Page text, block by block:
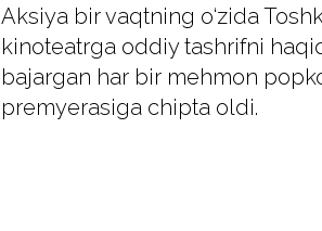
Aksiya bir vaqtning o‘zida
kinoteatrga oddiy tashrifni
bajargan har bir mehmon
premyerasiga chipta oldi.